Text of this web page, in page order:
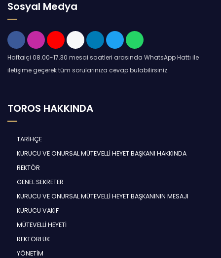
Sosyal Medya
Haftaiçi 08.00-17.30 mesai saatleri arasında WhatsApp Hattı ile
iletişime geçerek tüm sorularınıza cevap bulabilirsiniz.
TOROS HAKKINDA
TARİHÇE
KURUCU VE ONURSAL MÜTEVELLİ HEYET BAŞKANI HAKKINDA
REKTÖR
GENEL SEKRETER
KURUCU VE ONURSAL MÜTEVELLİ HEYET BAŞKANININ MESAJI
KURUCU VAKIF
MÜTEVELLİ HEYETİ
REKTÖRLÜK
YÖNETİM